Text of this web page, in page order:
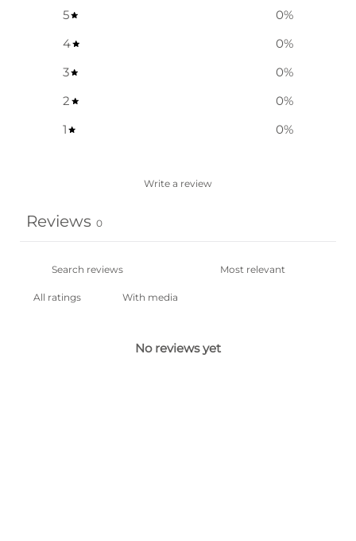
5 0%
4
0%
3
0%
2
0%
1
0%
Write a review
Reviews 0
With media
No reviews yet